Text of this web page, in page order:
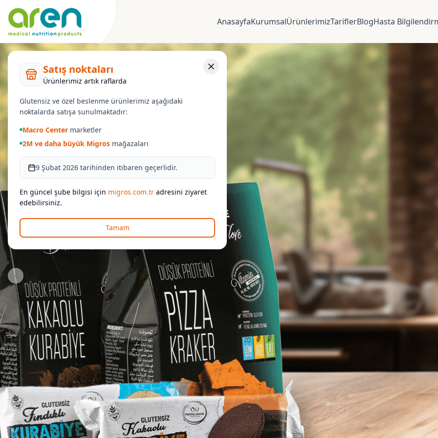
AnasayfaKurumsalÜrünlerimizTariflerBlogHasta
Satış noktaları
Ürünlerimiz artık raflarda
Glutensiz ve özel beslenme ürünlerimiz aşağıdaki
noktalarda satışa sunulmaktadır:
Macro Center marketler
2M ve daha büyük Migros mağazaları
9 Şubat 2026 tarihinden itibaren geçerlidir.
En güncel şube bilgisi için migros.com.tr adresini ziyaret
edebilirsiniz.
Tamam
Önceki slide